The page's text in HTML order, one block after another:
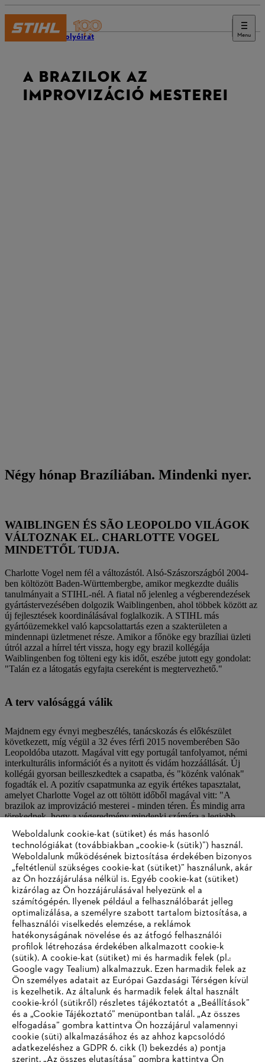
Menu
STIHL folyóirat
A BRAZILOK AZ
IMPROVIZÁCIÓ MESTEREI
Négy hónap Brazíliában. Mindenki nyer.
WAIBLINGEN ÉS SÃO LEOPOLDO VILÁGOK
VÁLTOZNAK EL. CHARLOTTE VOGEL
MINDETTŐL TUDJA.
Charlotte Vogel nem fél a változástól. Alsó-Szászországból 2004-
ben költözött Baden-Württembergbe, amikor megkezdte duális
tanulmányait a STIHL-nél. A fiatal nő jelenleg a végberendezések
gyártástervezésében dolgozik Waiblingenben, ahol többek között az
új fejlesztések koordinálásával foglalkozik. A STIHL más
gyártóüzemekkel való kapcsolattartás ezen a szakterületen a
mindennapi üzletmenet része. Amikor a főnöke egy brazíliai üzleti
útról azzal a hírrel tért vissza, hogy egy brazil kollégája
Waiblingenben fog tölteni egy kis időt, eszébe jutott egy gondolat:
"Talán ez a látogatás egyfajta csereként is megtervezhető."
A terv valósággá válik
Majdnem egy évnyi megbeszélés, tanácskozás és előkészület
következett, míg végül a 32 éves férfi 2015 novemberében São
Leopoldóba utazott. Magával vitt egy portugál tanfolyamot, némi
interkulturális információt és a nyitott és vidám hozzáállását. Új
kollégái gyorsan beilleszkedtek a csapatba, és "közénk valónak"
fogadták el. A pozitív csapatmunka az egyik értékes tapasztalat,
amelyet Charlotte Vogel az ott töltött időből magával vitt: "A
brazilok az improvizáció mesterei - minden téren. És mindig arra
törekednek, hogy a végeredmény mindenki számára a legjobb
gyártástervezésben, és szeretett volna még tovább maradni.
A kapcsolatok, amelyeket kialakított, a mai napig hasznosak a brazil
telephellyel való együttműködésben: Sok mindent jobban,
gyorsabban és gördülékenyebben lehet elvégezni. "Bizonyos
dolgokat egy helyről csak akkor lehet megérteni és felfogni, ha már
éltél és dolgoztál ott." Charlotte Vogel szerint: "Ez mindenkinek - és
különösen a vállalatnak - olyan előnyökkel jár, amelyeket pusztán
pénzzel nem lehet elérni."
Információk a beszállítók számára
Termékek
Kapcsolat
Karrier
Bejelentő rendszer
Weboldalunk cookie-kat (sütiket) és más hasonló
technológiákat (továbbiakban „cookie-k (sütik)”) használ.
Weboldalunk működésének biztosítása érdekében bizonyos
„feltétlenül szükséges cookie-kat (sütiket)” használunk, akár
az Ön hozzájárulása nélkül is. Egyéb cookie-kat (sütiket)
kizárólag az Ön hozzájárulásával helyezünk el a
számítógépén. Ilyenek például a felhasználóbarát jelleg
optimalizálása, a személyre szabott tartalom biztosítása, a
felhasználói viselkedés elemzése, a reklámok
hatékonyságának növelése és az átfogó felhasználói
profilok létrehozása érdekében alkalmazott cookie-k
(sütik). A cookie-kat (sütiket) mi és harmadik felek (pl.:
Google vagy Tealium) alkalmazzuk. Ezen harmadik felek az
Ön személyes adatait az Európai Gazdasági Térségen kívül
is kezelhetik. Az általunk és harmadik felek által használt
cookie-król (sütikről) részletes tájékoztatót a „Beállítások”
és a „Cookie Tájékoztató” menüpontban talál. „Az összes
elfogadása” gombra kattintva Ön hozzájárul valamennyi
cookie (süti) alkalmazásához és az ahhoz kapcsolódó
adatkezeléshez a GDPR 6. cikk (1) bekezdés a) pontja